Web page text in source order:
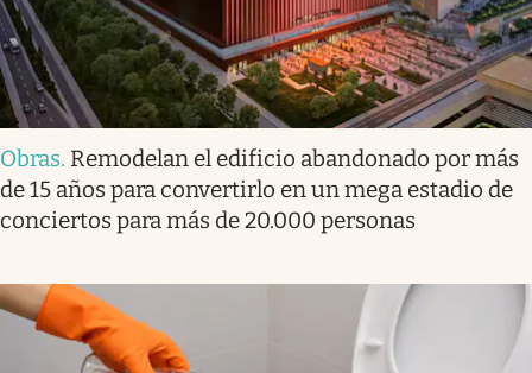
Obras. Remodelan el edificio abandonado por más
de 15 años para convertirlo en un mega estadio de
conciertos para más de 20.000 personas